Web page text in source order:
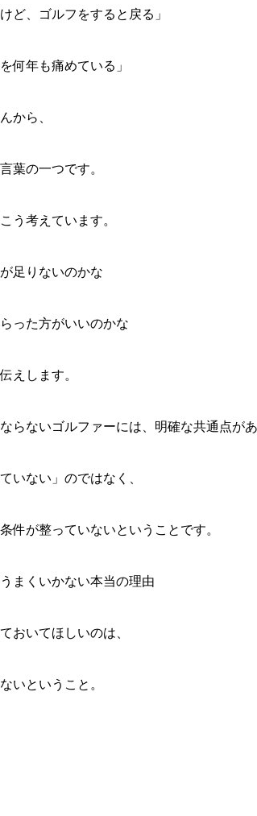
ど、ゴルフをすると戻る」
何年も痛めている」
から、
葉の一つです。
う考えています。
足りないのかな
った方がいいのかな
えします。
らないゴルファーには、明確な共通点があ
いない」のではなく、
件が整っていないということです。
まくいかない本当の理由
おいてほしいのは、
いということ。